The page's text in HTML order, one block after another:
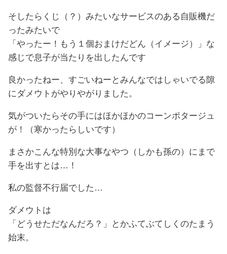
そしたらくじ（？）みたいなサービスのある自販機だ
ったみたいで
「やったー！もう１個おまけだどん（イメージ）」な
感じで息子が当たりを出したんです
良かったねー、すごいねーとみんなではしゃいでる隙
にダメウトがやりやがりました。
気がついたらその手にはほかほかのコーンポタージュ
が！（寒かったらしいです）
まさかこんな特別な大事なやつ（しかも孫の）にまで
手を出すとは…！
私の監督不行届でした…
ダメウトは
「どうせただなんだろ？」とかふてぶてしくのたまう
始末。